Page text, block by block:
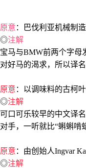
原意 ：巴伐利亚机械制
◎注解
宝马与BMW前两个字母
对好马的渴求，所以译
原意 ：以调味料的古柯叶
◎注解
可口可乐较早的中文译
对手，一听就比“蝌蝌啃
原意 ：由创始人Ingvar
◎注解